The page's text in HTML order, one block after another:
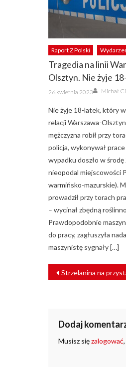
Raport Z Polski
Tragedia na linii
Olsztyn. Nie żyje
Posted
on
26 kwietnia 2023 Author
Michał
Nie żyje 18-latek, który
relacji Warszawa-
mężczyzna robił przy
policja, wykonywał
wypadku doszło w
nieopodal miejscowości
warmińsko-mazurskie).
prowadził przy torach
– wycinał zbędną
Prawdopodobnie
do pracy, zagłuszyła
maszynistę sygnały […]
NAWIGACJA
WPISU
Strzelanina na przystanku tramwajowym w Berlinie. Ranna
Dodaj
Musisz sięzalogować